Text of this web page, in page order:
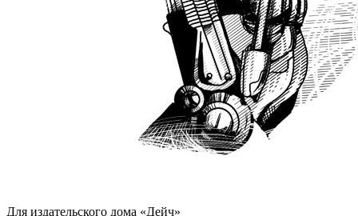
Для издательского дома «Дейч»